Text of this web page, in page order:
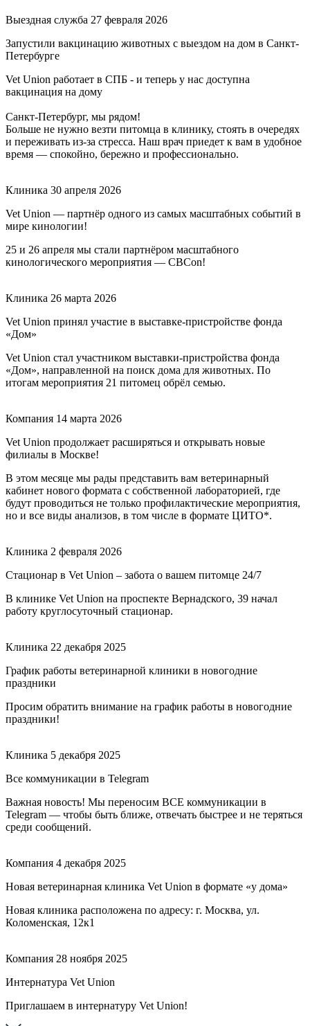
Выездная служба 27 февраля 2026
Запустили вакцинацию животных с выездом на дом в Санкт-
Петербурге
Vet Union работает в СПБ - и теперь у нас доступна
вакцинация на дому
Санкт-Петербург, мы рядом!
Больше не нужно везти питомца в клинику, стоять в очередях
и переживать из-за стресса. Наш врач приедет к вам в удобное
время — спокойно, бережно и профессионально.
Клиника 30 апреля 2026
Vet Union — партнёр одного из самых масштабных событий в
мире кинологии!
25 и 26 апреля мы стали партнёром масштабного
кинологического мероприятия — CBCon!
Клиника 26 марта 2026
Vet Union принял участие в выставке-пристройстве фонда
«Дом»
Vet Union стал участником выставки-пристройства фонда
«Дом», направленной на поиск дома для животных. По
итогам мероприятия 21 питомец обрёл семью.
Компания 14 марта 2026
Vet Union продолжает расширяться и открывать новые
филиалы в Москве!
В этом месяце мы рады представить вам ветеринарный
кабинет нового формата с собственной лабораторией, где
будут проводиться не только профилактические мероприятия,
но и все виды анализов, в том числе в формате ЦИТО*.
Клиника 2 февраля 2026
Стационар в Vet Union – забота о вашем питомце 24/7
В клинике Vet Union на проспекте Вернадского, 39 начал
работу круглосуточный стационар.
Клиника 22 декабря 2025
График работы ветеринарной клиники в новогодние
праздники
Просим обратить внимание на график работы в новогодние
праздники!
Клиника 5 декабря 2025
Все коммуникации в Telegram
Важная новость! Мы переносим ВСЕ коммуникации в
Telegram — чтобы быть ближе, отвечать быстрее и не теряться
среди сообщений.
Компания 4 декабря 2025
Новая ветеринарная клиника Vet Union в формате «у дома»
Новая клиника расположена по адресу: г. Москва, ул.
Коломенская, 12к1
Компания 28 ноября 2025
Интернатура Vet Union
Приглашаем в интернатуру Vet Union!